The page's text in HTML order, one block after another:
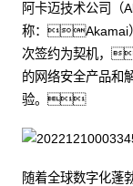
阿卡迈技术公司
称：Akamai
次签约为契机，
的网络安全产品和
验。
随着全球数字化